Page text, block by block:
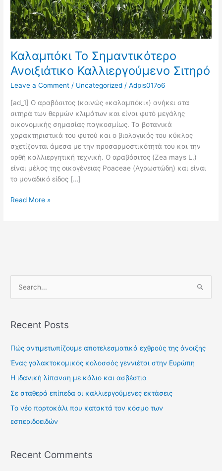
Καλαμπόκι Το Σημαντικότερο
Ανοιξιάτικο Καλλιεργούμενο Σιτηρό
Leave a Comment / Uncategorized /Adpis017o6
[ad_1] Ο αραβόσιτος (κοινώς «καλαμπόκι») ανήκει στα
σιτηρά των θερμών κλιμάτων και είναι φυτό μεγάλης
οικονομικής σημασίας παγκοσμίως. Τα βοτανικά
χαρακτηριστικά του φυτού και ο βιολογικός του κύκλος
σχετίζονται άμεσα µε την προσαρμοστικότητά του και την
ορθή καλλιεργητική τεχνική. Ο αραβόσιτος (Zea mays L.)
είναι µέλος της οικογένειας Poaceae (Αγρωστώδη) και είναι
το µοναδικό είδος […]
Read More »
r
o
r
:
Recent Posts
Πώς αντιμετωπίζουμε αποτελεσματικά εχθρούς της άνοιξης
Ένας γαλακτοκομικός κολοσσός γεννιέται στην Ευρώπη
Η ιδανική λίπανση με κάλιο και ασβέστιο
Σε σταθερά επίπεδα οι καλλιεργούμενες εκτάσεις
Το νέο πορτοκάλι που κατακτά τον κόσμο των
εσπεριδοειδών
Recent Comments